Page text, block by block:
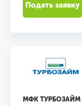
Подать заявку
МФК ТУРБОЗАЙМ